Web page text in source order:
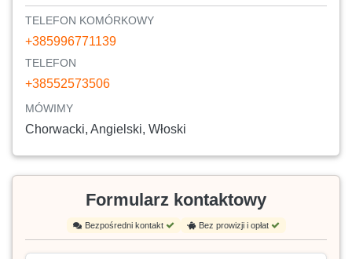
TELEFON KOMÓRKOWY
+385996771139
TELEFON
+38552573506
MÓWIMY
Chorwacki, Angielski, Włoski
Formularz kontaktowy
Bezpośredni kontakt Bez prowizji i opłat